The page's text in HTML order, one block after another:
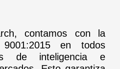
contamos con la
en todos
de inteligencia e